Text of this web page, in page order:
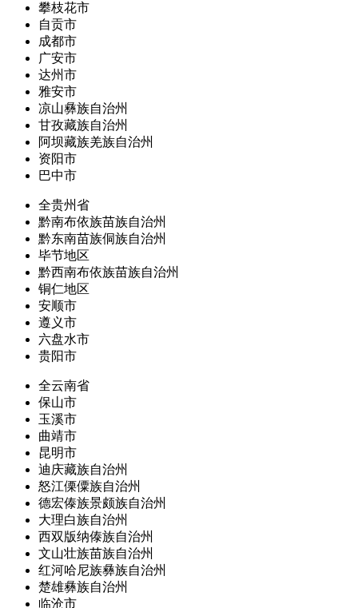
攀枝花市
自贡市
成都市
广安市
达州市
雅安市
凉山彝族自治州
甘孜藏族自治州
阿坝藏族羌族自治州
资阳市
巴中市
全贵州省
黔南布依族苗族自治州
黔东南苗族侗族自治州
毕节地区
黔西南布依族苗族自治州
铜仁地区
安顺市
遵义市
六盘水市
贵阳市
全云南省
保山市
玉溪市
曲靖市
昆明市
迪庆藏族自治州
怒江傈僳族自治州
德宏傣族景颇族自治州
大理白族自治州
西双版纳傣族自治州
文山壮族苗族自治州
红河哈尼族彝族自治州
楚雄彝族自治州
临沧市